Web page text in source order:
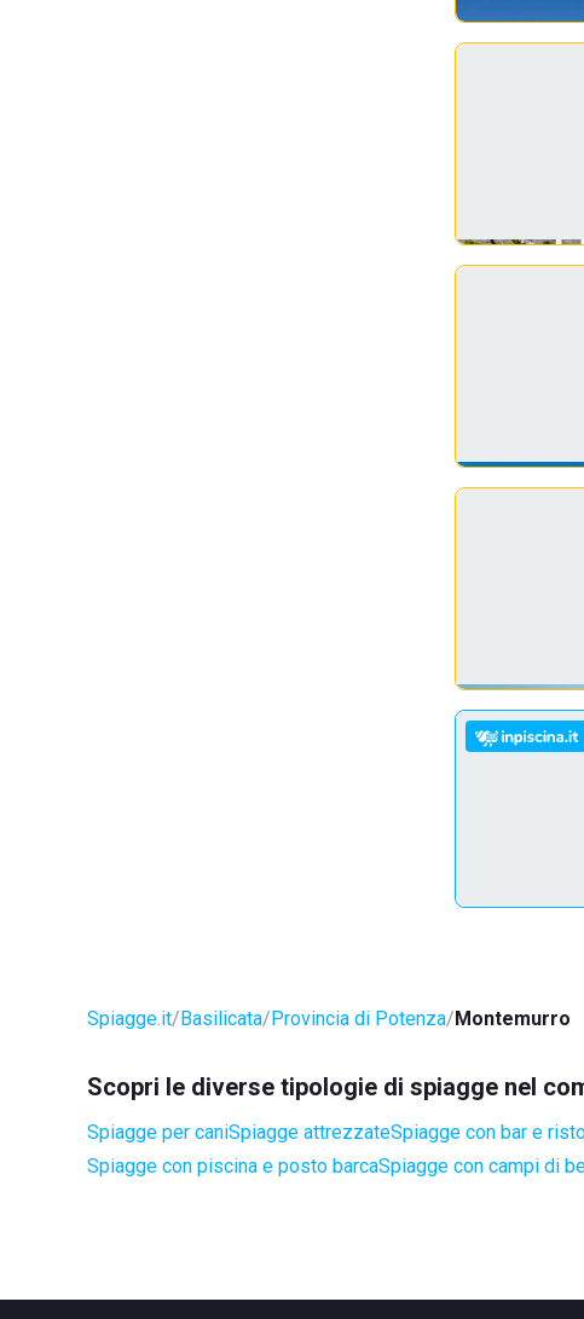
Spiagge.it Basilicata Provincia di Potenza Montemurro
Scopri le diverse tipologie di spiagge nel
Spiagge per caniSpiagge attrezzateSpiagge con bar e
Spiagge con piscina e posto barcaSpiagge con campi di